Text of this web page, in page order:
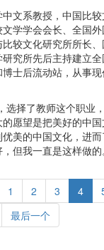
文系教授，中国比
学学会会长、全国
较文化研究所所长
究所先后主持建立
士后流动站，从事
选择了教师这个职业
愿望是把美好的中国
美的中国文化，进
但我一直是这样做的
1 2 3 4
最后一个